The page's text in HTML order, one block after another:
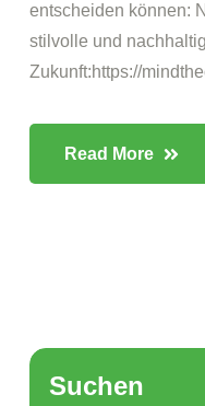
entscheiden können:
stilvolle und
Zukunft:https://
Read More
Suchen